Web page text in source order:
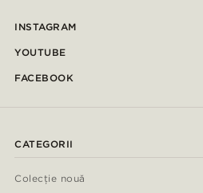
INSTAGRAM
YOUTUBE
FACEBOOK
CATEGORII
Colecție nouă